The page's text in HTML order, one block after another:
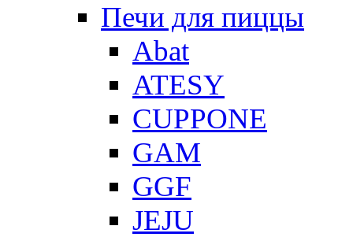
Печи для пиццы
Abat
ATESY
CUPPONE
GAM
GGF
JEJU